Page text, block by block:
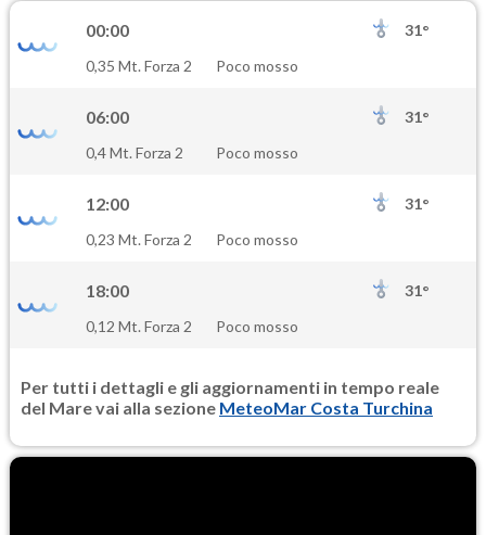
00:00
31°
0,35 Mt. Forza 2
Poco mosso
06:00
31°
0,4 Mt. Forza 2
Poco mosso
12:00
31°
0,23 Mt. Forza 2
Poco mosso
18:00
31°
0,12 Mt. Forza 2
Poco mosso
Per tutti i dettagli e gli aggiornamenti in tempo reale
del Mare vai alla sezione MeteoMar Costa Turchina